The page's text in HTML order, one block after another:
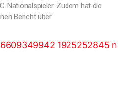
Nationalspieler. Zudem hat die
Bericht über